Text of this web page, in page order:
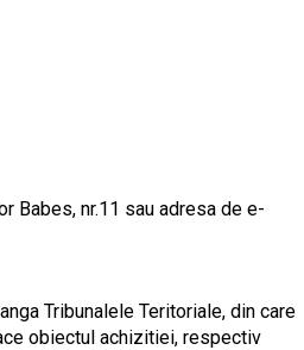
Babes, nr.11 sau adresa de e-
Tribunalele Teritoriale, din care
obiectul achizitiei, respectiv